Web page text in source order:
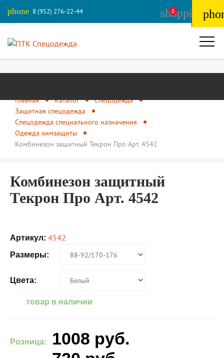
phone 8 (952) 276-22-44 0
Главная Каталог
Спецодежда
Защитная спецодежда
Спецодежда специального назначения
Одежда химзащиты
Комбинезон защитный Текрон Про Арт. 4542
Комбинезон защитный
Текрон Про Арт. 4542
Артикул: 4542
Размеры:
Цвета:
товар в наличии
Розница: 1008 руб.